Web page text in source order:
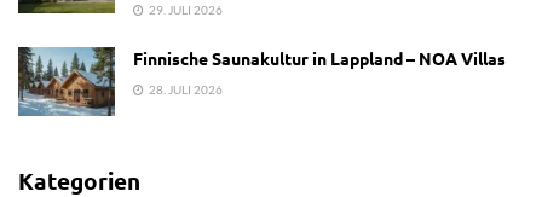
29. JULI 2026
Finnische Saunakultur in Lappland – NOA Villas
28. JULI 2026
Kategorien